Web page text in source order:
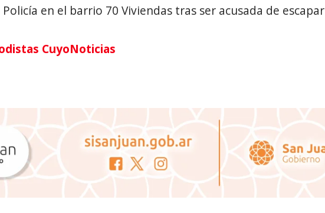
en el barrio 70 Viviendas tras ser acusada de
CuyoNoticias